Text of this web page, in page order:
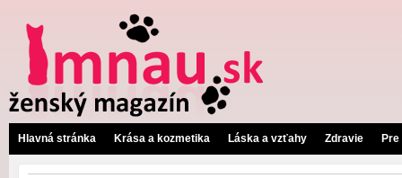
Hlavná stránka Krása a kozmetika Láska a vzťahy Zdravie